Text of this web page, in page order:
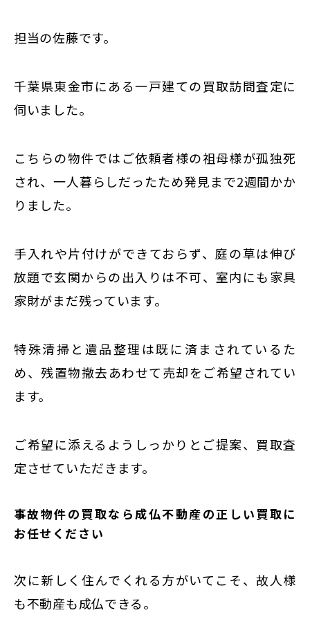
高崎
大和
埼玉
名古屋
大阪
福岡
担当の佐藤です。
千葉県東金市にある一戸建ての買取訪問査定に
伺いました。
こちらの物件ではご依頼者様の祖母様が孤独死
され、一人暮らしだったため発見まで2週間かか
りました。
手入れや片付けができておらず、庭の草は伸び
放題で玄関からの出入りは不可、室内にも家具
家財がまだ残っています。
特殊清掃と遺品整理は既に済まされているた
め、残置物撤去あわせて売却をご希望されてい
ます。
ご希望に添えるようしっかりとご提案、買取査
定させていただきます。
事故物件の買取なら成仏不動産の正しい買取に
お任せください
次に新しく住んでくれる方がいてこそ、故人様
も不動産も成仏できる。